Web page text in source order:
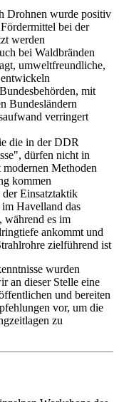
Drohnen wurde positiv
bei der
werden
bei Waldbränden
umweltfreundliche,
mit
Bundesländern
verringert
die in der DDR
dürfen nicht in
modernen Methoden
kommen
der Einsatztaktik
Havelland das
während es im
ankommt und
zielführend ist
wurden
an dieser Stelle eine
und bereiten
vor, um die
zu